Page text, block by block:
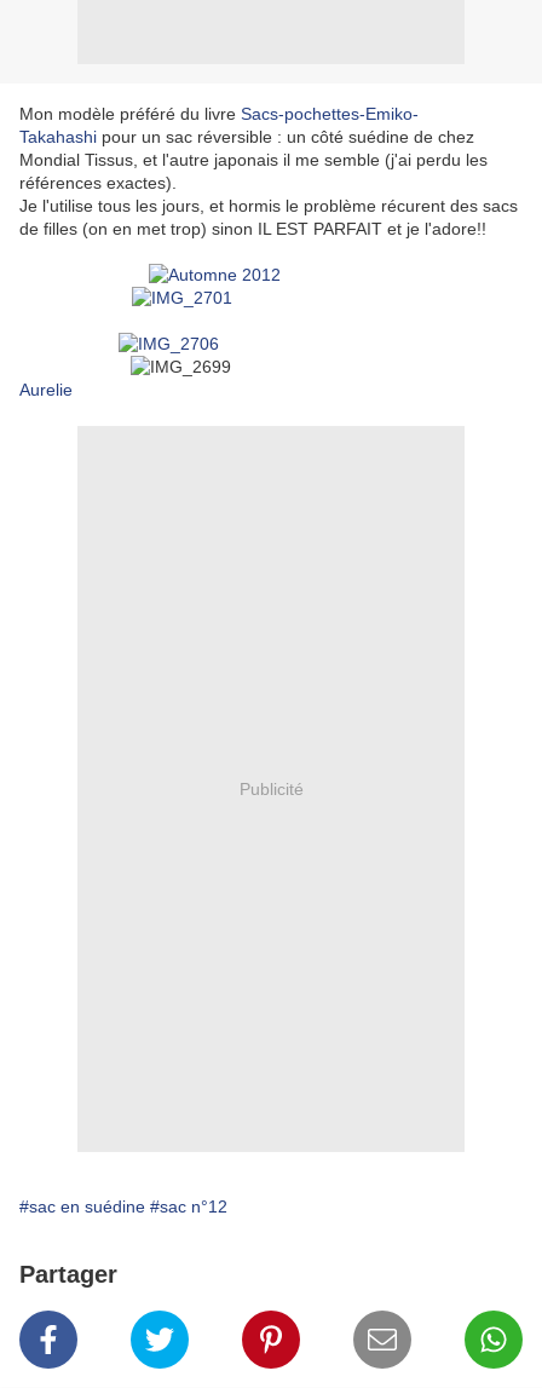
Mon modèle préféré du livre Sacs-pochettes-Emiko-
Takahashi pour un sac réversible : un côté suédine de chez
Mondial Tissus, et l'autre japonais il me semble (j'ai perdu les
références exactes).
Je l'utilise tous les jours, et hormis le problème récurent des sacs
de filles (on en met trop) sinon IL EST PARFAIT et je l'adore!!
Aurelie
Publicité
#sac en suédine #sac n°12
Partager